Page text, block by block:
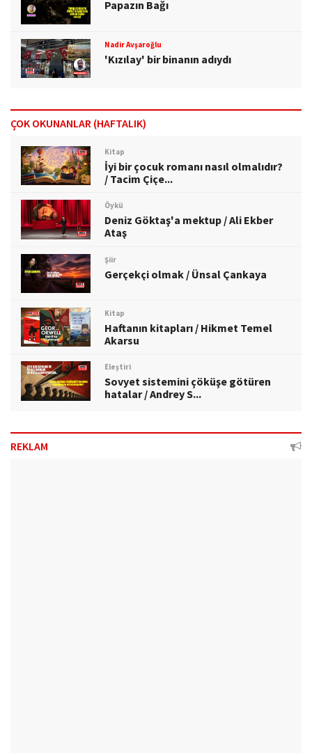
Papazın Bağı
Nadir Avşaroğlu
'Kızılay' bir binanın adıydı
ÇOK OKUNANLAR (HAFTALIK)
Kitap
İyi bir çocuk romanı nasıl olmalıdır?
/ Tacim Çiçe...
Öykü
Deniz Göktaş'a mektup / Ali Ekber
Ataş
Şiir
Gerçekçi olmak / Ünsal Çankaya
Kitap
Haftanın kitapları / Hikmet Temel
Akarsu
Eleştiri
Sovyet sistemini çöküşe götüren
hatalar / Andrey S...
REKLAM